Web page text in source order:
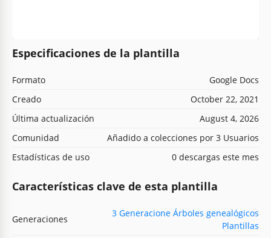
Especificaciones de la plantilla
Formato
Google Docs
Creado
October 22, 2021
Última actualización
August 4, 2026
Comunidad
Añadido a colecciones por 3 Usuarios
Estadísticas de uso
0 descargas este mes
Características clave de esta plantilla
Generaciones
3 Generacione Árboles genealógicos
Plantillas